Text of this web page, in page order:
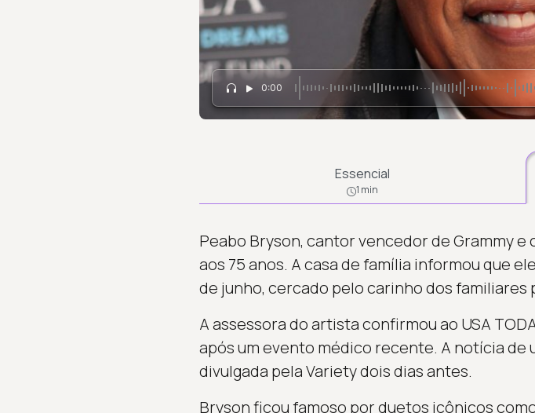
0:00
Essencial
1 min
Peabo Bryson, cantor vencedor de Grammy
aos 75 anos. A casa de família informou que
de junho, cercado pelo carinho dos familiares
A assessora do artista confirmou ao USA
após um evento médico recente. A notícia de
divulgada pela Variety dois dias antes.
Bryson ficou famoso por duetos icônicos